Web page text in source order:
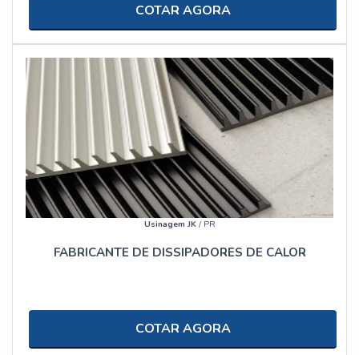
COTAR AGORA
Usinagem JK/ PR
FABRICANTE DE DISSIPADORES DE CALOR
COTAR AGORA